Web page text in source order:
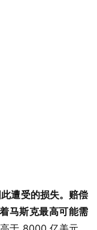
遭受的损失。赔偿
马斯克最高可能需